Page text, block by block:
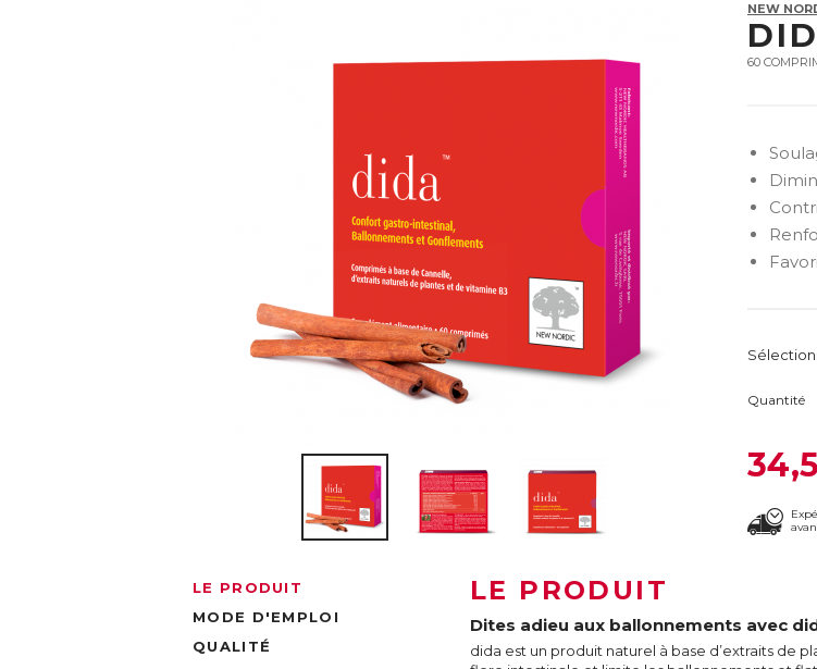
NEW
60
Quantité
LE PRODUIT
MODE D'EMPLOI
QUALITÉ
LE PRODUIT
Dites adieu aux ballonnements avec
dida est un produit naturel à base d’extraits de